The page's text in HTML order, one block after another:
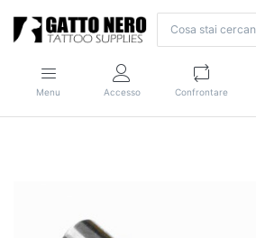
Menu Accesso Confrontare